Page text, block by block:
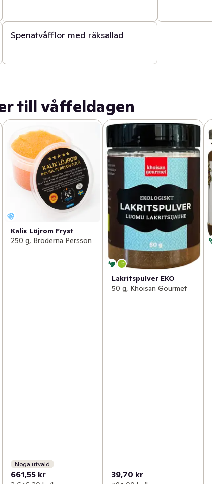
Spenatvåfflor med räksallad
till våffeldagen
Kalix Löjrom Fryst
250 g, Bröderna Persson
Noga utvald
661,55 kr
Lakritspulver EKO
50 g, Khoisan Gourmet
39,70 kr